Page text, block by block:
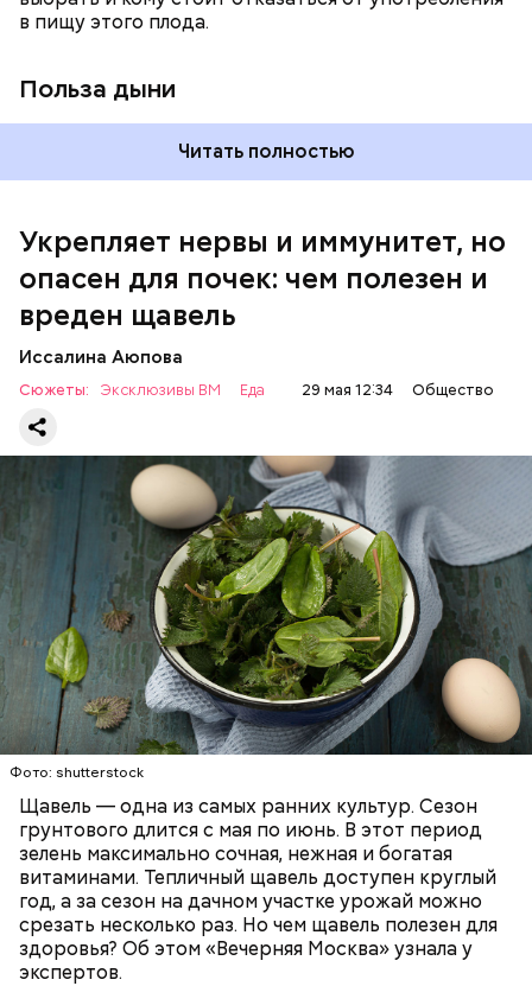
в пищу этого плода.
Польза дыни
Читать полностью
Укрепляет нервы и иммунитет, но
опасен для почек: чем полезен и
вреден щавель
Иссалина Аюпова
Сюжеты: Эксклюзивы ВМ Еда 29 мая 12:34 Общество
Фото: shutterstock
Щавель — одна из самых ранних культур. Сезон
грунтового длится с мая по июнь. В этот период
зелень максимально сочная, нежная и богатая
витаминами. Тепличный щавель доступен круглый
год, а за сезон на дачном участке урожай можно
срезать несколько раз. Но чем щавель полезен для
здоровья? Об этом «Вечерняя Москва» узнала у
экспертов.
Опасность же щавеля состоит в том, что он
содержит большое количество щавелевой кислоты,
которая может способствовать образованию
— Если человек уже болеет мочекаменной
болезнью, щавель ему не рекомендуется. При
артрите, гастрите, холецистите, синдроме
раздраженного кишечника, язвах и панкреатите
продукт тоже лучше исключить из рациона, —
предупредила врач. — Он может привести к
повышению кислотности желудка и раздражать
слизистые оболочки.
раз в месяц. В небольших количествах в свежем
ЗДОРОВЬЕ ВРАЧИ
РАСТЕНИЯ
ПРОДУКТЫ